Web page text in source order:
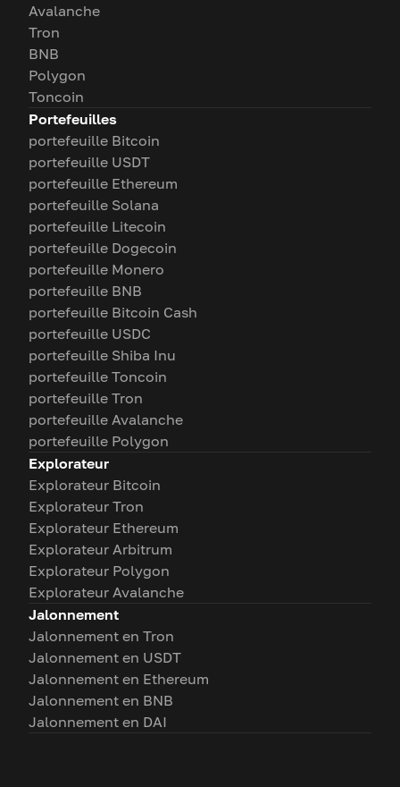
Avalanche
Tron
BNB
Polygon
Toncoin
Portefeuilles
portefeuille Bitcoin
portefeuille USDT
portefeuille Ethereum
portefeuille Solana
portefeuille Litecoin
portefeuille Dogecoin
portefeuille Monero
portefeuille BNB
portefeuille Bitcoin Cash
portefeuille USDC
portefeuille Shiba Inu
portefeuille Toncoin
portefeuille Tron
portefeuille Avalanche
portefeuille Polygon
Explorateur
Explorateur Bitcoin
Explorateur Tron
Explorateur Ethereum
Explorateur Arbitrum
Explorateur Polygon
Explorateur Avalanche
Jalonnement
Jalonnement en Tron
Jalonnement en USDT
Jalonnement en Ethereum
Jalonnement en BNB
Jalonnement en DAI